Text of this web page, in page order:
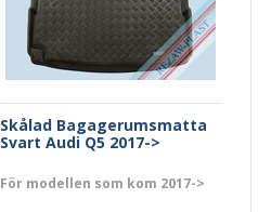
Skålad Bagagerumsmatta
Svart Audi Q5 2017->
För modellen som kom 2017->